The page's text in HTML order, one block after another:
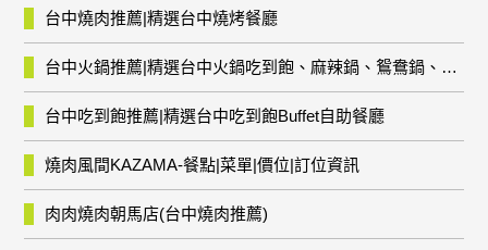
台中燒肉推薦|精選台中燒烤餐廳
台中火鍋推薦|精選台中火鍋吃到飽、麻辣鍋、鴛鴦鍋、石頭火鍋、酸菜白肉鍋、海鮮鍋、燒酒雞、麻油雞、壽喜燒等熱門人氣火鍋店!
台中吃到飽推薦|精選台中吃到飽Buffet自助餐廳
燒肉風間KAZAMA-餐點|菜單|價位|訂位資訊
肉肉燒肉朝馬店(台中燒肉推薦)